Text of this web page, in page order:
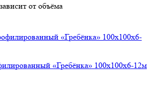
от объёма
«Гребёнка» 100х100х6-12м